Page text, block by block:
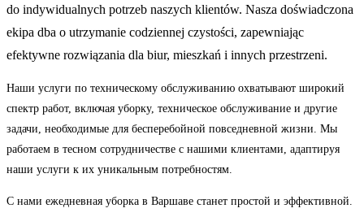
do indywidualnych potrzeb naszych klientów. Nasza doświadczona
ekipa dba o utrzymanie codziennej czystości, zapewniając
efektywne rozwiązania dla biur, mieszkań i innych przestrzeni.
Наши услуги по техническому обслуживанию охватывают широкий
спектр работ, включая уборку, техническое обслуживание и другие
задачи, необходимые для бесперебойной повседневной жизни. Мы
работаем в тесном сотрудничестве с нашими клиентами, адаптируя
наши услуги к их уникальным потребностям.
С нами ежедневная уборка в Варшаве станет простой и эффективной.